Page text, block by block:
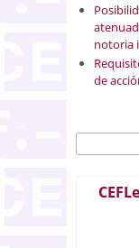
notoria
de
Buscar